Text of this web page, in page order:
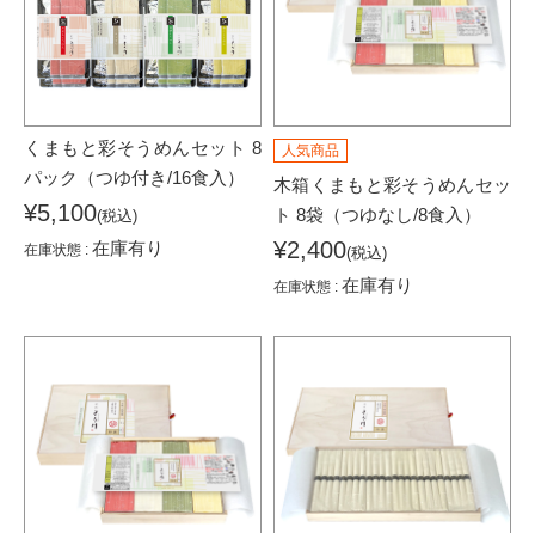
くまもと彩そうめんセット 8
パック（つゆ付き/16食入）
¥5,100(税込)
在庫状態 : 在庫有り
人気商品
木箱くまもと彩そうめんセッ
ト 8袋（つゆなし/8食入）
¥2,400(税込)
在庫状態 : 在庫有り